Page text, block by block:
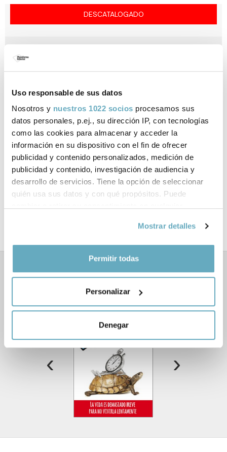
Uso responsable de sus datos
Nosotros y nuestros 1022 socios procesamos sus
datos personales, p.ej., su dirección IP, con tecnologías
como las cookies para almacenar y acceder la
información en su dispositivo con el fin de ofrecer
publicidad y contenido personalizados, medición de
publicidad y contenido, investigación de audiencia y
desarrollo de servicios. Tiene la opción de seleccionar
quién usa sus datos y con qué propósitos. Puede
Si lo permite, también quisiéramos:
geográfica que puede tener una precisión de varios
Identificar su dispositivo analizándolo activamente
datos personales y establezca sus preferencias en la
sección de datos
. Puede cambiar o retirar su
consentimiento en cualquier momento en la Declaración
Las cookies de este sitio web se usan para personalizar
Mostrar detalles
Permitir todas
Personalizar
Denegar
DESCATALOGADO
Ficha técnica
ISBN: 978-84-15577-18-8
120
Formato: Rústica con solapas
Año de publicación:Mayo 2012
Libros relacionados
‹ ›